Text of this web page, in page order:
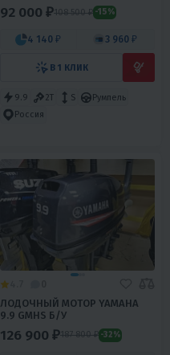
92 000 ₽108 500 ₽ -15%
4 140 ₽ 3 960 ₽
В 1 КЛИК
9.9 2T S
Румпель
Россия
ЛОДОЧНЫЙ МОТОР YAMAHA
9.9 GMHS Б/У
126 900 ₽187 800 ₽ -32%